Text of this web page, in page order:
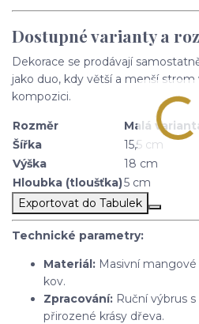
Dostupné varianty a
Dekorace se prodávají
jako duo, kdy větší a menší
kompozici.
Rozměr Malá
Šířka
15,5 cm
Výška
18 cm
Hloubka (tloušťka)5 cm
Exportovat do Tabulek
Technické parametry:
Materiál: Masivní
kov.
Zpracování: Ruční výbrus
přirozené krásy dřeva.